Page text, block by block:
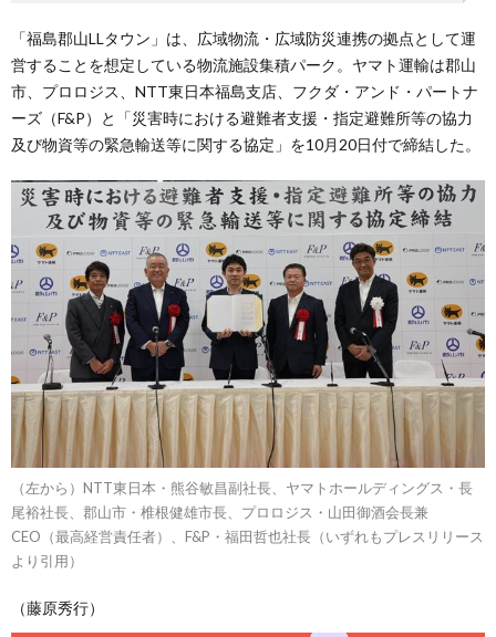
「福島郡山LLタウン」は、広域物流・広域防災連携の拠点として運
営することを想定している物流施設集積パーク。ヤマト運輸は郡⼭
市、プロロジス、NTT東⽇本福島支店、フクダ・アンド・パートナ
ーズ（F&P）と「災害時における避難者⽀援・指定避難所等の協⼒
及び物資等の緊急輸送等に関する協定」を10月20日付で締結した。
（左から）NTT東日本・熊谷敏昌副社長、ヤマトホールディングス・長
尾裕社長、郡山市・椎根健雄市長、プロロジス・山田御酒会長兼
CEO（最高経営責任者）、F&P・福田哲也社長（いずれもプレスリリース
より引用）
（藤原秀行）